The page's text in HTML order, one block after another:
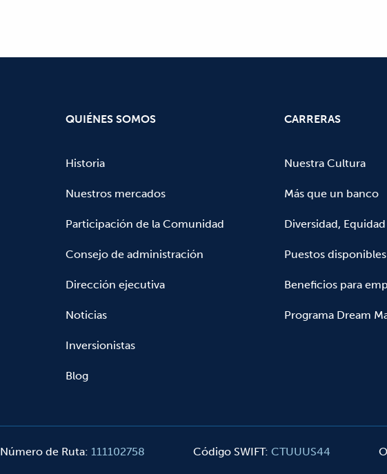
QUIÉNES SOMOS
Historia
Nuestros mercados
Participación de la Comunidad
Consejo de administración
Dirección ejecutiva
Noticias
Inversionistas
Blog
CARRERAS
Nuestra Cultura
Más que un banco
Diversidad,
Puestos disponibles
Beneficios para
Programa Dream
Número de Ruta: 111102758 Código SWIFT: CTUUUS44